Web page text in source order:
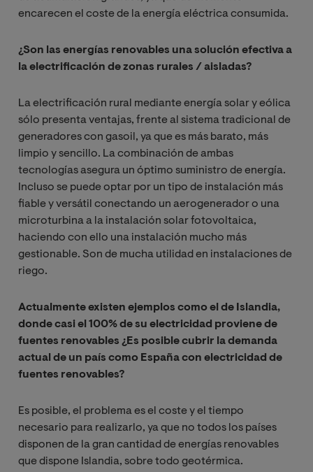
encarecen el coste de la energía eléctrica consumida.
¿Son las energías renovables una solución efectiva a
la electrificación de zonas rurales / aisladas?
La electrificación rural mediante energía solar y eólica
sólo presenta ventajas, frente al sistema tradicional de
generadores con gasoil, ya que es más barato, más
limpio y sencillo. La combinación de ambas
tecnologías asegura un óptimo suministro de energía.
Incluso se puede optar por un tipo de instalación más
fiable y versátil conectando un aerogenerador o una
microturbina a la instalación solar fotovoltaica,
haciendo con ello una instalación mucho más
gestionable. Son de mucha utilidad en instalaciones de
riego.
Actualmente existen ejemplos como el de Islandia,
donde casi el 100% de su electricidad proviene de
fuentes renovables ¿Es posible cubrir la demanda
actual de un país como España con electricidad de
fuentes renovables?
Es posible, el problema es el coste y el tiempo
necesario para realizarlo, ya que no todos los países
disponen de la gran cantidad de energías renovables
que dispone Islandia, sobre todo geotérmica.